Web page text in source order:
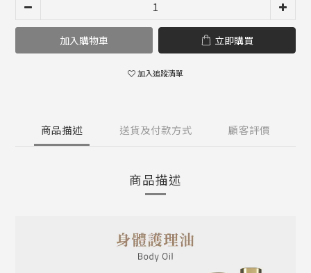
加入購物車 立即購買
加入追蹤清單
商品描述 送貨及付款方式 顧客評價
商品描述